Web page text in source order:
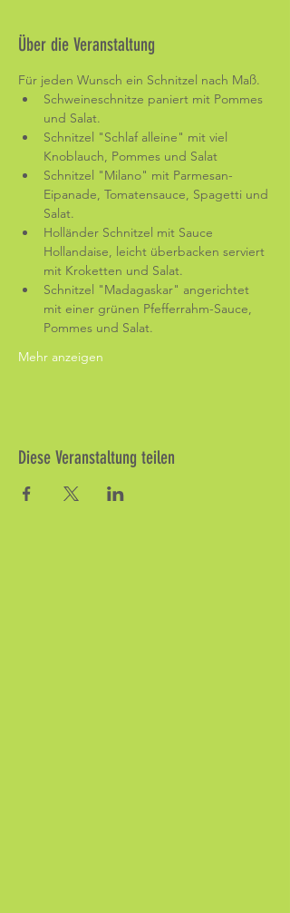
Über die Veranstaltung
Für jeden Wunsch ein Schnitzel nach Maß.
Schweineschnitze paniert mit Pommes
und Salat.
Schnitzel "Schlaf alleine" mit viel
Knoblauch, Pommes und Salat
Schnitzel "Milano" mit Parmesan-
Eipanade, Tomatensauce, Spagetti und
Salat.
Holländer Schnitzel mit Sauce
Hollandaise, leicht überbacken serviert
mit Kroketten und Salat.
Schnitzel "Madagaskar" angerichtet
mit einer grünen Pfefferrahm-Sauce,
Pommes und Salat.
Mehr anzeigen
Diese Veranstaltung teilen